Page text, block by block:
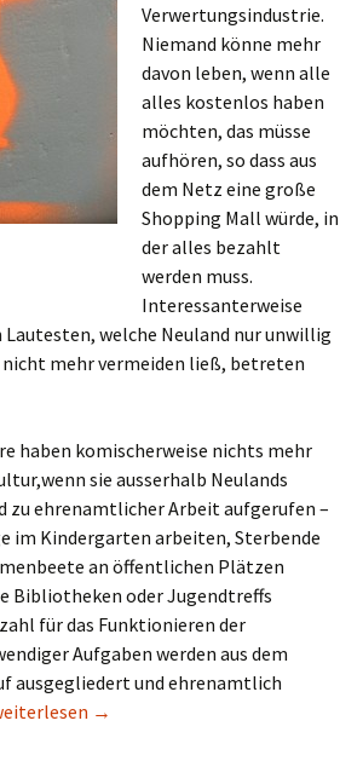
Verwertungsindustrie.
Niemand könne mehr
davon leben, wenn alle
alles kostenlos haben
möchten, das müsse
aufhören, so dass aus
dem Netz eine große
Shopping Mall würde, in
der alles bezahlt
werden muss.
Interessanterweise
Lautesten, welche Neuland nur unwillig
nicht mehr vermeiden ließ, betreten
haben komischerweise nichts mehr
sie ausserhalb Neulands
zu ehrenamtlicher Arbeit aufgerufen –
im Kindergarten arbeiten, Sterbende
an öffentlichen Plätzen
Bibliotheken oder Jugendtreffs
für das Funktionieren der
Aufgaben werden aus dem
ausgegliedert und ehrenamtlich
im Outernet. Die Zukunft
→